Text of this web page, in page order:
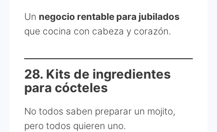
Un negocio rentable para jubilados
que cocina con cabeza y corazón.
28. Kits de ingredientes
para cócteles
No todos saben preparar un mojito,
pero todos quieren uno.